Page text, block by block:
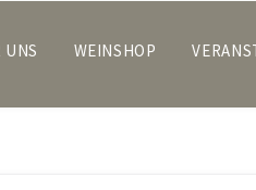
UNS WEINSHOP